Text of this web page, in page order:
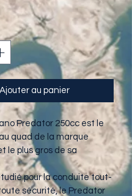
Ajouter au panier
Predator 250cc est le
quad de la marque
le plus gros de sa
pour la conduite tout-
sécurité, le Predator